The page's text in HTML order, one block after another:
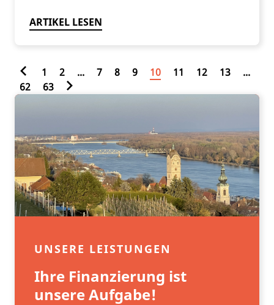
ARTIKEL LESEN
1 2 ... 7 8 9 10 11 12 13
...
62
63
UNSERE LEISTUNGEN
Ihre Finanzierung ist
unsere Aufgabe!